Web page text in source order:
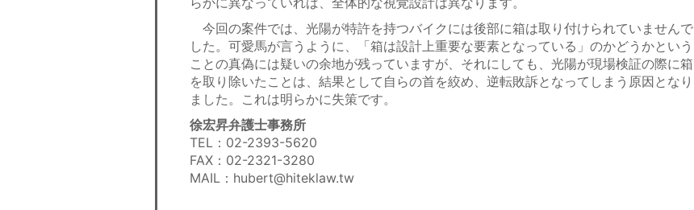
今回の案件では、光陽が特許を持つバイクには後部に箱は取り付けられていませんで
した。可愛馬が言うように、「箱は設計上重要な要素となっている」のかどうかという
ことの真偽には疑いの余地が残っていますが、それにしても、光陽が現場検証の際に箱
を取り除いたことは、結果として自らの首を絞め、逆転敗訴となってしまう原因となり
ました。これは明らかに失策です。
徐宏昇弁護士事務所
TEL：02-2393-5620
FAX：02-2321-3280
MAIL：hubert@hiteklaw.tw